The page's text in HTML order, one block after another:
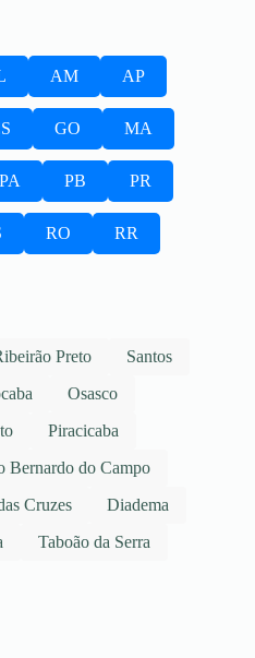
AM AP
GO MA
PA PB PR
RO RR
Preto
Santos
Osasco
Piracicaba
Bernardo do Campo
Cruzes
Diadema
Taboão da Serra